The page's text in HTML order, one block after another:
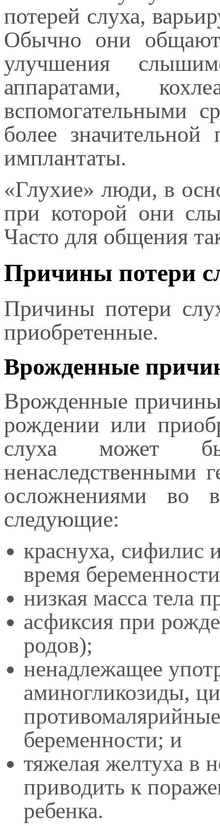
потерей слуха,
Обычно они
улучшения
аппаратами,
вспомогательными
более
имплантаты.
«Глухие» люди, в
при которой они
Часто для общения
Причины потери
Причины потери
приобретенные.
Врожденные
Врожденные
рождении или
слуха может
ненаследственными
осложнениями во
следующие:
краснуха, сифилис
время
низкая масса тела
асфиксия при
родов);
ненадлежащее
аминогликозиды,
беременности; и
тяжелая желтуха в
приводить к
ребенка.